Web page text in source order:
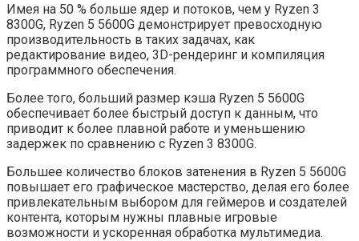
Имея на 50 % больше ядер и потоков, чем у Ryzen 3
8300G, Ryzen 5 5600G демонстрирует превосходную
производительность в таких задачах, как
редактирование видео, 3D-рендеринг и компиляция
программного обеспечения.
Более того, больший размер кэша Ryzen 5 5600G
обеспечивает более быстрый доступ к данным, что
приводит к более плавной работе и уменьшению
задержек по сравнению с Ryzen 3 8300G.
Большее количество блоков затенения в Ryzen 5 5600G
повышает его графическое мастерство, делая его более
привлекательным выбором для геймеров и создателей
контента, которым нужны плавные игровые
возможности и ускоренная обработка мультимедиа.